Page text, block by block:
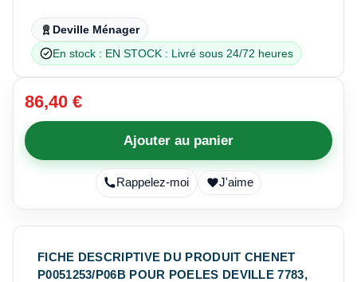
Deville Ménager
En stock : EN STOCK : Livré sous 24/72 heures
86,40 €
Ajouter au panier
Rappelez-moi J'aime
FICHE DESCRIPTIVE DU PRODUIT CHENET
P0051253/P06B POUR POELES DEVILLE 7783,